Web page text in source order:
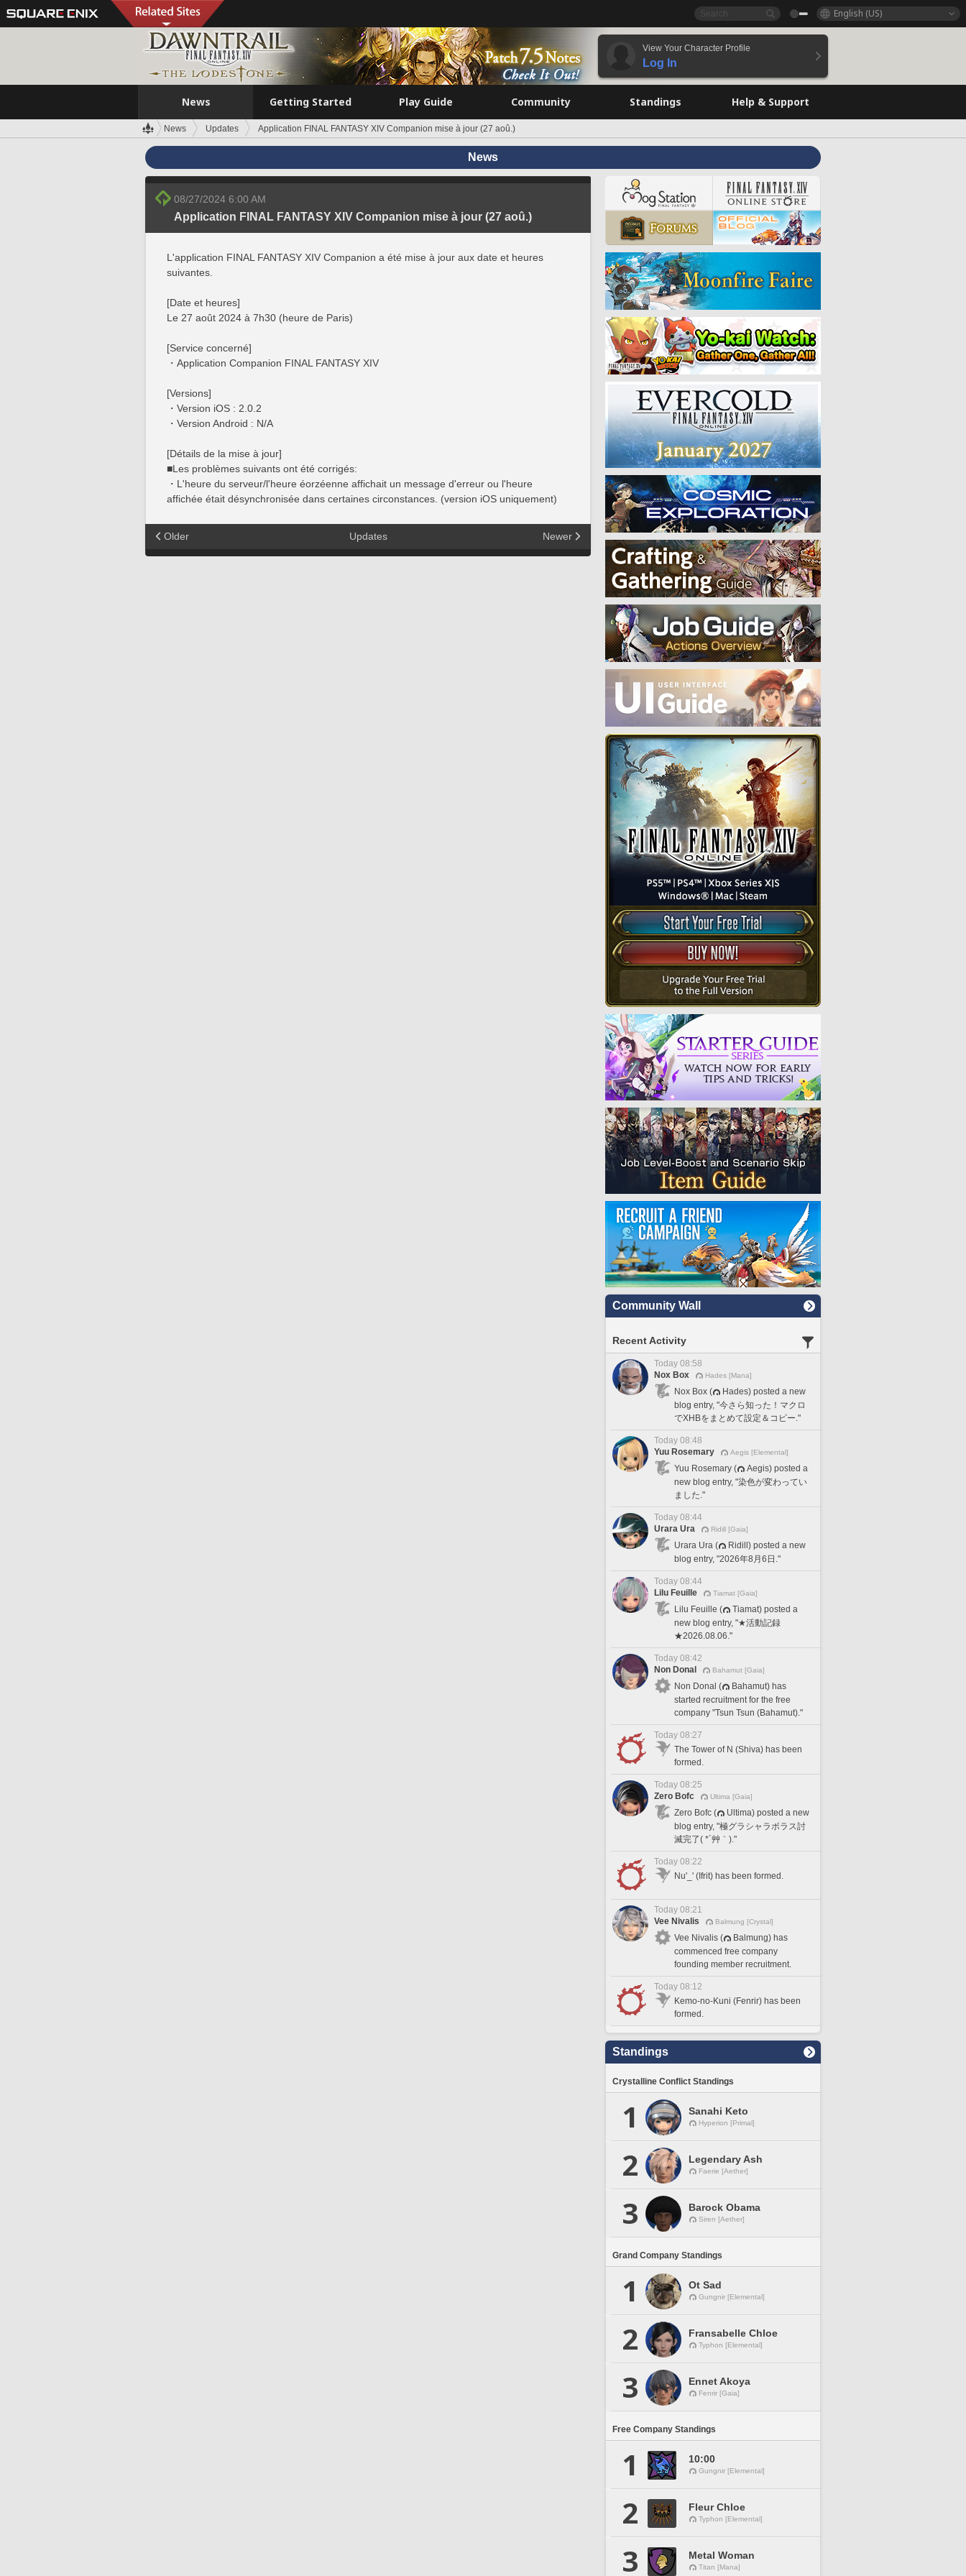
English (US)
View Your Character Profile
Log In
News Getting Started Play Guide Community Standings Help & Support
News Updates Application FINAL FANTASY XIV Companion mise à jour (27 aoû.)
News
08/27/2024 6:00 AM
Application FINAL FANTASY XIV Companion mise à jour (27 aoû.)
L'application FINAL FANTASY XIV Companion a été mise à jour aux date et heures
suivantes.
[Date et heures]
Le 27 août 2024 à 7h30 (heure de Paris)
[Service concerné]
・Application Companion FINAL FANTASY XIV
[Versions]
・Version iOS : 2.0.2
・Version Android : N/A
[Détails de la mise à jour]
■Les problèmes suivants ont été corrigés:
・L'heure du serveur/l'heure éorzéenne affichait un message d'erreur ou l'heure
affichée était désynchronisée dans certaines circonstances. (version iOS uniquement)
Older Updates Newer
Community Wall
Recent Activity
Today 08:58
Nox Box
Hades [Mana]
Nox Box (
Hades) posted a new
blog entry, "今さら知った！マクロ
でXHBをまとめて設定＆コピー."
Today 08:48
Yuu Rosemary
Aegis [Elemental]
Yuu Rosemary (
Aegis) posted a
new blog entry, "染色が変わってい
ました."
Today 08:44
Urara Ura
Ridill [Gaia]
Urara Ura (
Ridill) posted a new
blog entry, "2026年8月6日."
Today 08:44
Lilu Feuille
Tiamat [Gaia]
Lilu Feuille (
Tiamat) posted a
new blog entry, "★活動記録
★2026.08.06."
Today 08:42
Non Donal
Bahamut [Gaia]
Non Donal (
Bahamut) has
started recruitment for the free
company "Tsun Tsun (Bahamut)."
Today 08:27
The Tower of N (Shiva) has been
formed.
Today 08:25
Zero Bofc
Ultima [Gaia]
Zero Bofc (
Ultima) posted a new
blog entry, "極グラシャラボラス討
滅完了( *´艸｀)."
Today 08:22
Nu'_' (Ifrit) has been formed.
Today 08:21
Vee Nivalis
Balmung [Crystal]
Vee Nivalis (
Balmung) has
commenced free company
founding member recruitment.
Today 08:12
Kemo-no-Kuni (Fenrir) has been
formed.
Standings
Crystalline Conflict Standings
1 Sanahi Keto
Hyperion [Primal]
2 Legendary Ash
Faerie [Aether]
3 Barock Obama
Siren [Aether]
Grand Company Standings
1 Ot Sad
Gungnir [Elemental]
2 Fransabelle Chloe
Typhon [Elemental]
3 Ennet Akoya
Fenrir [Gaia]
Free Company Standings
1 10:00
Gungnir [Elemental]
2 Fleur Chloe
Typhon [Elemental]
3 Metal Woman
Titan [Mana]